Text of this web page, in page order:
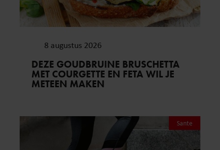
8 augustus 2026
DEZE GOUDBRUINE BRUSCHETTA
MET COURGETTE EN FETA WIL JE
METEEN MAKEN
Sante